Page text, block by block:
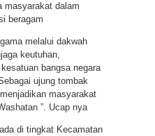
masyarakat dalam
beragam
melalui dakwah
keutuhan,
bangsa negara
ujung tombak
masyarakat
”. Ucap nya
di tingkat Kecamatan